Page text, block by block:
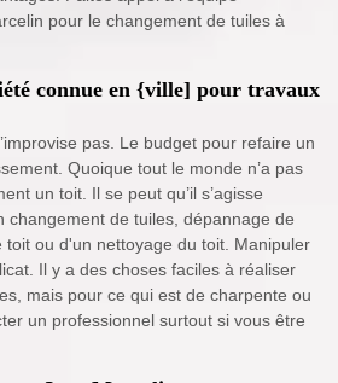
pour le changement de tuiles à
connue en {ville] pour travaux
pas. Le budget pour refaire un
Quoique tout le monde n’a pas
un toit. Il se peut qu’il s’agisse
changement de tuiles, dépannage de
ou d'un nettoyage du toit. Manipuler
Il y a des choses faciles à réaliser
mais pour ce qui est de charpente ou
un professionnel surtout si vous être